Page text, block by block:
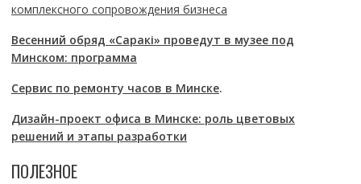
комплексного сопровождения бизнеса
Весенний обряд «Саракі» проведут в музее под
Минском: программа
Сервис по ремонту часов в Минске.
Дизайн-проект офиса в Минске: роль цветовых
решений и этапы разработки
ПОЛЕЗНОЕ